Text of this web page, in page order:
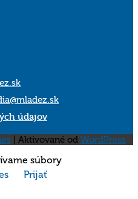
údajov
| Aktivované od WordPress
súbory
Prijať